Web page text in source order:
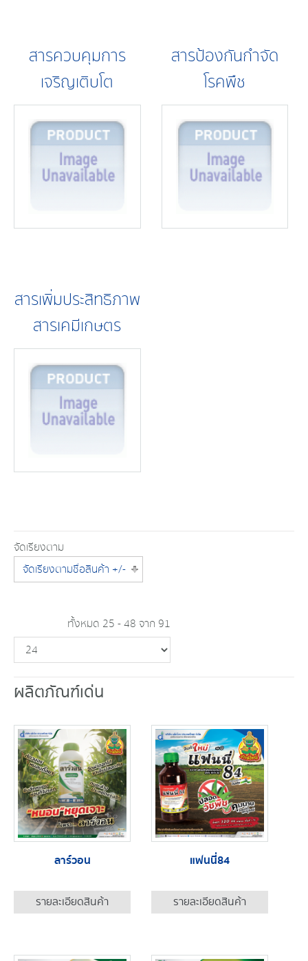
สารควบคุมการ
เจริญเติบโต
สารป้องกันกำจัด
โรคพืช
สารเพิ่มประสิทธิภาพ
สารเคมีเกษตร
จัดเรียงตาม
จัดเรียงตามชื่อสินค้า +/-
ทั้งหมด 25 - 48 จาก 91
ผลิตภัณฑ์เด่น
ลาร์วอน
รายละเอียดสินค้า
แฟนนี่84
รายละเอียดสินค้า